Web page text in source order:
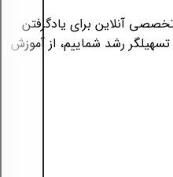
آنلاین برای یادگرفتن
رشد شماییم، از آموزش